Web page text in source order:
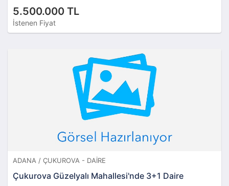
5.500.000 TL
İstenen Fiyat
ADANA / ÇUKUROVA - DAIRE
Çukurova Güzelyalı Mahallesi'nde 3+1 Daire